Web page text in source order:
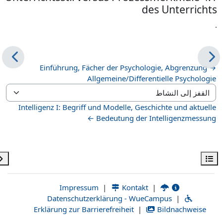
فتح فهرس المقرر
des Unterrichts
→ Einführung, Fächer der Psychologie, Abgrenzung
Allgemeine/Differentielle Psychologie
القفز إلى النشاط
Intelligenz I: Begriff und Modelle, Geschichte und aktuelle
Bedeutung der Intelligenzmessung ←
Impressum
| Kontakt |
Datenschutzerklärung - WueCampus |
Erklärung zur Barrierefreiheit
| Bildnachweise